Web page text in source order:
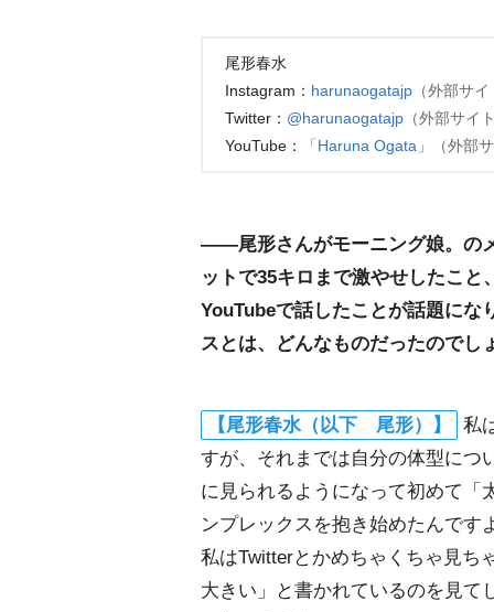
尾形春水
Instagram： harunaogatajp （外部サ
Twitter： @harunaogatajp （外部サイ
YouTube：
「Haruna Ogata」 （外部
――尾形さんがモーニング娘。の
ットで35キロまで激やせしたこ
YouTubeで話したことが話題にな
スとは、どんなものだったのでし
【尾形春水（以下 尾形）】
私
すが、それまでは自分の体型につ
に見られるようになって初めて「
ンプレックスを抱き始めたんです
私はTwitterとかめちゃくちゃ見ち
大きい」と書かれているのを見て